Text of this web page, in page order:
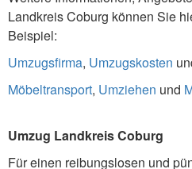
Landkreis Coburg können Sie
Beispiel:
Umzugsfirma, Umzugskosten
Möbeltransport, Umziehen und
Umzug Landkreis Coburg
Für einen reibungslosen und